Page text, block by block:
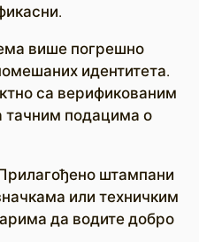
више погрешно
идентитета.
са верификованим
тачним подацима о
штампани
или техничким
да водите добро